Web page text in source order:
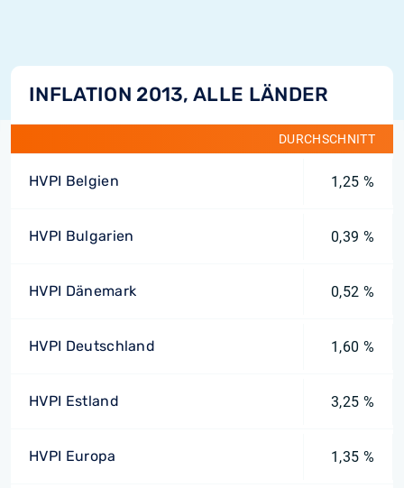
INFLATION 2013, ALLE LÄNDER
DURCHSCHNITT
HVPI Belgien 1,25 %
HVPI Bulgarien 0,39 %
HVPI Dänemark 0,52 %
HVPI Deutschland 1,60 %
HVPI Estland 3,25 %
HVPI Europa 1,35 %